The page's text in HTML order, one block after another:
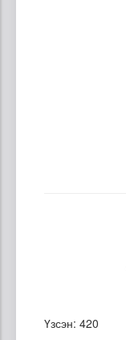
Үзсэн: 420